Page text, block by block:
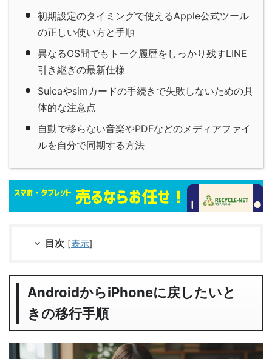
初期設定のタイミングで使えるApple公式ツール
の正しい使い方と手順
異なるOS間でもトーク履歴をしっかり残すLINE
引き継ぎの最新仕様
Suicaやsimカードの手続きで失敗しないための具
体的な注意点
自動で移らない音楽やPDFなどのメディアファイ
ルを自分で同期する方法
目次 [表示]
AndroidからiPhoneに戻したいと
きの移行手順